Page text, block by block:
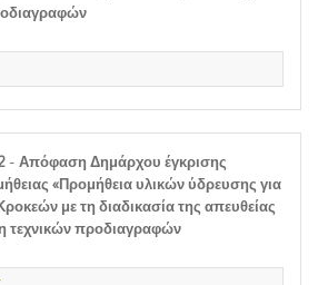
- Απόφαση Δημάρχου έγκρισης
«Προμήθεια υλικών ύδρευσης για
με τη διαδικασία της απευθείας
τεχνικών προδιαγραφών